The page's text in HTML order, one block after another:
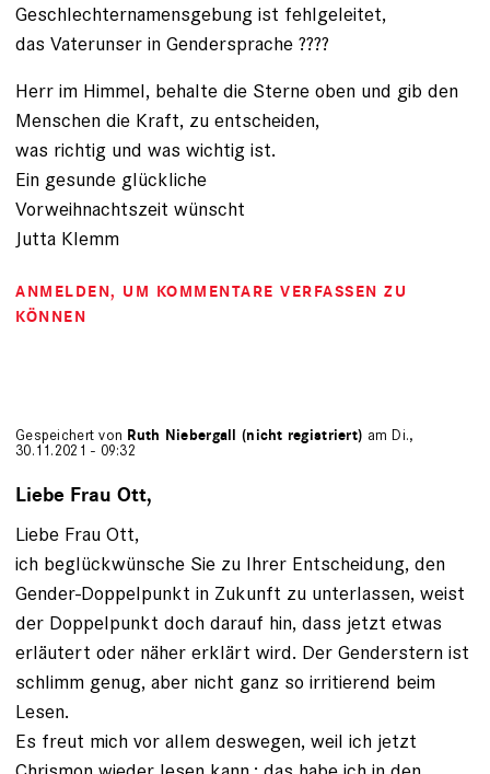
Geschlechternamensgebung ist fehlgeleitet,
das Vaterunser in Gendersprache ????
Herr im Himmel, behalte die Sterne oben und gib den
Menschen die Kraft, zu entscheiden,
was richtig und was wichtig ist.
Ein gesunde glückliche
Vorweihnachtszeit wünscht
Jutta Klemm
ANMELDEN, UM KOMMENTARE VERFASSEN ZU
KÖNNEN
Gespeichert von Ruth Niebergall (nicht registriert) am Di.,
30.11.2021 - 09:32
Liebe Frau Ott,
Liebe Frau Ott,
ich beglückwünsche Sie zu Ihrer Entscheidung, den
Gender-Doppelpunkt in Zukunft zu unterlassen, weist
der Doppelpunkt doch darauf hin, dass jetzt etwas
erläutert oder näher erklärt wird. Der Genderstern ist
schlimm genug, aber nicht ganz so irritierend beim
Lesen.
Es freut mich vor allem deswegen, weil ich jetzt